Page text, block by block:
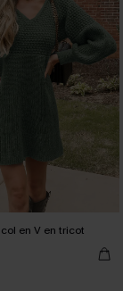
en V en tricot